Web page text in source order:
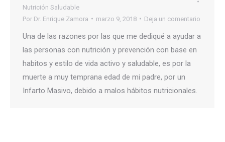
Nutrición Saludable
Por Dr. Enrique Zamora marzo 9, 2018 Deja un comentario
Una de las razones por las que me dediqué a ayudar a
las personas con nutrición y prevención con base en
habitos y estilo de vida activo y saludable, es por la
muerte a muy temprana edad de mi padre, por un
Infarto Masivo, debido a malos hábitos nutricionales.